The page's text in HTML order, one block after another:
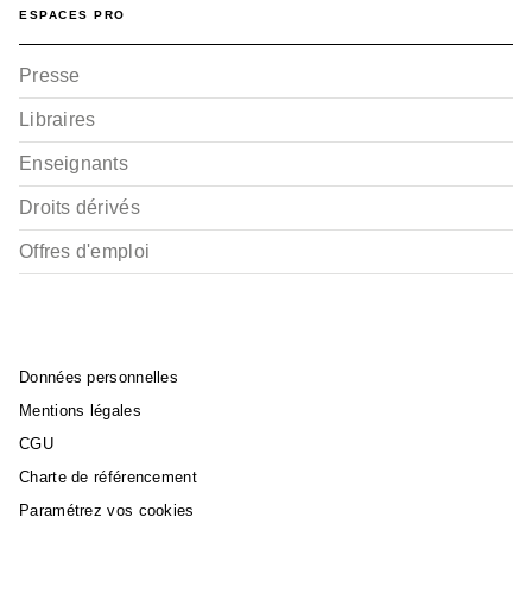
ESPACES PRO
Presse
Libraires
Enseignants
Droits dérivés
Offres d'emploi
Données personnelles
Mentions légales
CGU
Charte de référencement
Paramétrez vos cookies